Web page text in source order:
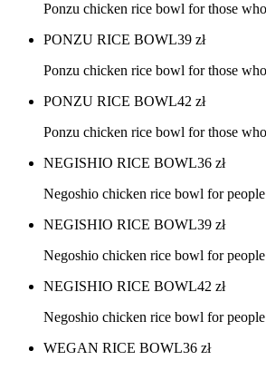
Ponzu chicken rice bowl for those
PONZU RICE BOWL39 zł
Ponzu chicken rice bowl for those
PONZU RICE BOWL42 zł
Ponzu chicken rice bowl for those
NEGISHIO RICE BOWL36 zł
Negoshio chicken rice bowl for
NEGISHIO RICE BOWL39 zł
Negoshio chicken rice bowl for
NEGISHIO RICE BOWL42 zł
Negoshio chicken rice bowl for
WEGAN RICE BOWL36 zł